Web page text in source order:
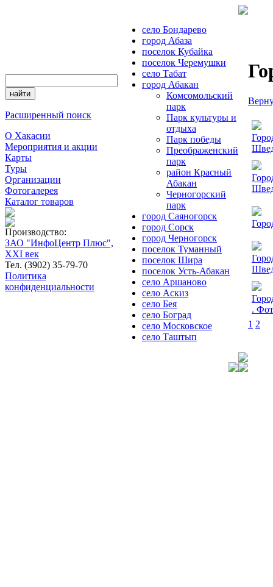
Расширенный поиск
О Хакасии
Мероприятия и акции
Карты
Туры
Организации
Фотогалерея
Каталог товаров
Производство:
ЗАО "ИнфоЦентр Плюс",
XXI век
Тел. (3902) 35-79-70
Политика
конфиденциальности
cело Бондарево
город Абаза
поселок Кубайка
поселок Черемушки
село Табат
город Абакан
Комсомольский
парк
Парк культуры и
отдыха
Парк победы
Преображенский
парк
район Красный
Абакан
Черногорский
парк
город Саяногорск
город Сорск
город Черногорск
поселок Туманный
поселок Шира
поселок Усть-Абакан
село Аршаново
село Аскиз
село Бея
село Боград
село Московское
село Таштып
.
1 2